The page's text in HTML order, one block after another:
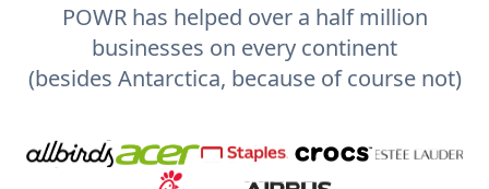
POWR has helped over a half million
businesses on every continent
(besides Antarctica, because of course not)